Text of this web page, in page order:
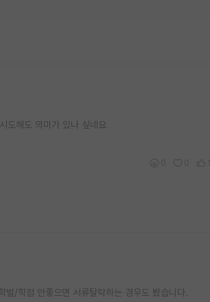
도해도 의미가 있나 싶네요
/학점 안좋으면 서류탈락하는 경우도 봤습니다.